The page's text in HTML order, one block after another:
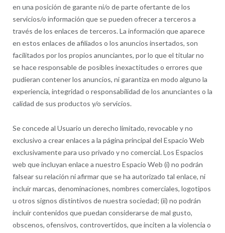
en una posición de garante ni/o de parte ofertante de los
servicios/o información que se pueden ofrecer a terceros a
través de los enlaces de terceros. La información que aparece
en estos enlaces de afiliados o los anuncios insertados, son
facilitados por los propios anunciantes, por lo que el titular no
se hace responsable de posibles inexactitudes o errores que
pudieran contener los anuncios, ni garantiza en modo alguno la
experiencia, integridad o responsabilidad de los anunciantes o la
calidad de sus productos y/o servicios.
Se concede al Usuario un derecho limitado, revocable y no
exclusivo a crear enlaces a la página principal del Espacio Web
exclusivamente para uso privado y no comercial. Los Espacios
web que incluyan enlace a nuestro Espacio Web (i) no podrán
falsear su relación ni afirmar que se ha autorizado tal enlace, ni
incluir marcas, denominaciones, nombres comerciales, logotipos
u otros signos distintivos de nuestra sociedad; (ii) no podrán
incluir contenidos que puedan considerarse de mal gusto,
obscenos, ofensivos, controvertidos, que inciten a la violencia o